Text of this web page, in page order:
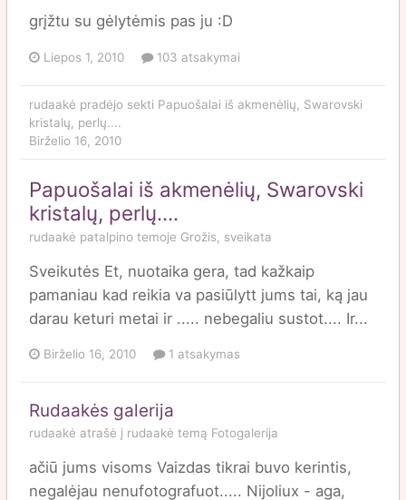
grįžtu su gėlytėmis pas ju :D
Liepos 1, 2010 103 atsakymai
rudaakė pradėjo sekti Papuošalai iš akmenėlių, Swarovski
kristalų, perlų....
Birželio 16, 2010
Papuošalai iš akmenėlių, Swarovski
kristalų, perlų....
rudaakė patalpino temoje Grožis, sveikata
Sveikutės Et, nuotaika gera, tad kažkaip
pamaniau kad reikia va pasiūlytt jums tai, ką jau
darau keturi metai ir ..... nebegaliu sustot.... Ir...
Birželio 16, 2010 1 atsakymas
Rudaakės galerija
rudaakė atrašė į rudaakė temą Fotogalerija
ačiū jums visoms Vaizdas tikrai buvo kerintis,
negalėjau nenufotografuot..... Nijoliux - aga,